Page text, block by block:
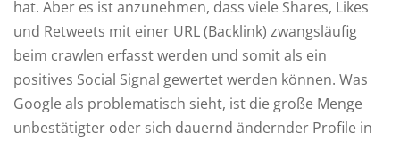
hat. Aber es ist anzunehmen, dass viele Shares, Likes
und Retweets mit einer URL (Backlink) zwangsläufig
beim crawlen erfasst werden und somit als ein
positives Social Signal gewertet werden können. Was
Google als problematisch sieht, ist die große Menge
unbestätigter oder sich dauernd ändernder Profile in